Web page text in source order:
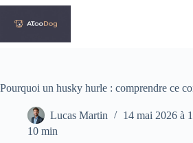
Passer
contenu
Pourquoi un husky hurle : comprendre ce
Lucas Martin 14 mai 2026 à
10 min